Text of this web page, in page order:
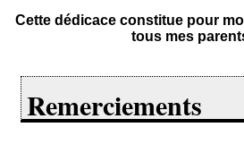
Cette dédicace constitue pour
tous mes
Remerciements